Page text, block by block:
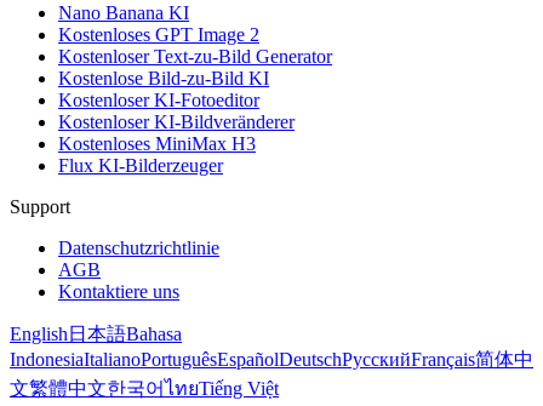
Nano Banana KI
Kostenloses GPT Image 2
Kostenloser Text-zu-Bild Generator
Kostenlose Bild-zu-Bild KI
Kostenloser KI-Fotoeditor
Kostenloser KI-Bildveränderer
Kostenloses MiniMax H3
Flux KI-Bilderzeuger
Support
Datenschutzrichtlinie
AGB
Kontaktiere uns
English 日本語Bahasa
IndonesiaItalianoPortuguêsEspañolDeutschРусскийFrançais简体中
文繁體中文한국어ไทยTiếng Việt